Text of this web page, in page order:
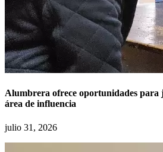
Alumbrera ofrece oportunidades para
área de influencia
julio 31, 2026